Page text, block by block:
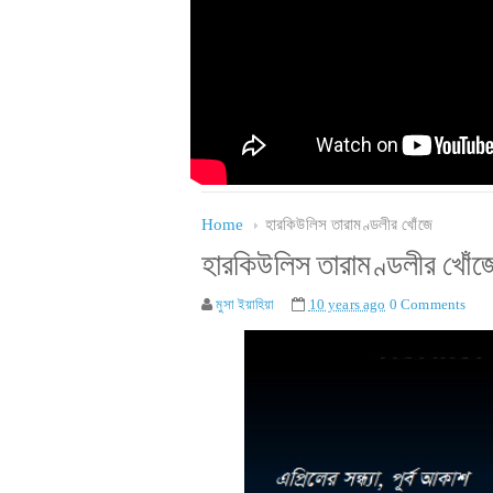
Home হারকিউলিস তারামণ্ডলীর খোঁজে
হারকিউলিস তারামণ্ডলীর
মুসা ইয়াহিয়া 10 years ago 0 Comments